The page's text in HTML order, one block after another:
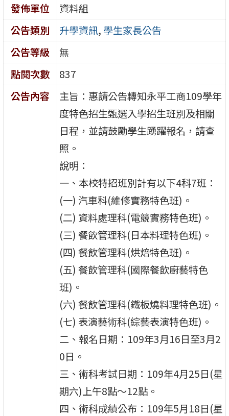
發佈單位
資料組
公告類別
升學資訊, 學生家長公告
公告等級
無
點閱次數
837
公告內容
主旨：惠請公告轉知永平工商109學年
度特色招生甄選入學招生班別及相關
日程，並請鼓勵學生踴躍報名，請查
照。
說明：
一、本校特招班別計有以下4科7班：
(一) 汽車科(維修實務特色班)。
(二) 資料處理科(電競實務特色班)。
(三) 餐飲管理科(日本料理特色班)。
(四) 餐飲管理科(烘焙特色班)。
(五) 餐飲管理科(國際餐飲廚藝特色
班)。
(六) 餐飲管理科(鐵板燒料理特色班)。
(七) 表演藝術科(綜藝表演特色班)。
二、報名日期：109年3月16日至3月2
0日。
三、術科考試日期：109年4月25日(星
期六)上午8點～12點。
四、術科成績公布：109年5月18日(星